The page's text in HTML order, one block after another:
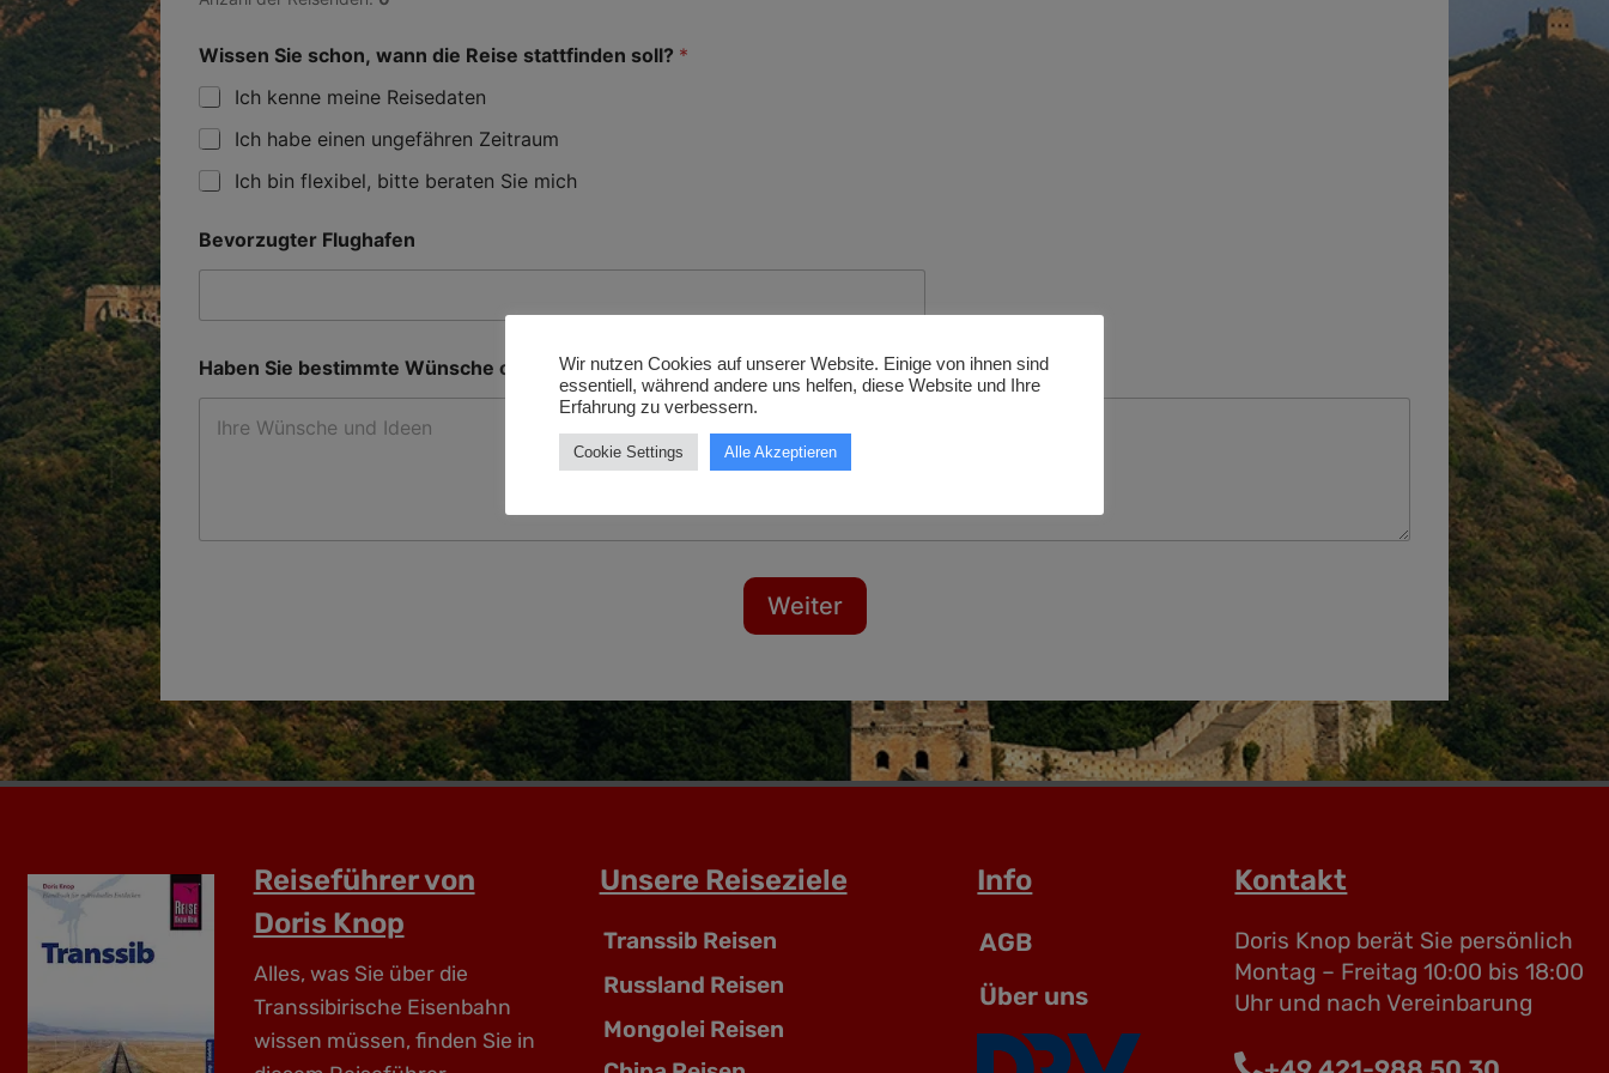
Wissen Sie schon, wann die Reise stattfinden soll? *
Ich kenne meine Reisedaten
Ich habe einen ungefähren Zeitraum
Ich bin flexibel, bitte beraten Sie mich
Bevorzugter Flughafen
Haben Sie bestimmte Wünsche oder Ideen, die wir beachten sollten?
Weiter
Reiseführer von
Doris Knop
Alles, was Sie über die
Transsibirische Eisenbahn
wissen müssen, finden Sie in
Unsere Reiseziele
Transsib Reisen
Russland Reisen
Mongolei Reisen
Info
AGB
Über uns
Kontakt
Doris Knop berät Sie persönlich
Montag – Freitag 10:00 bis 18:00
Uhr und nach Vereinbarung
Wir nutzen Cookies auf unserer Website. Einige von ihnen sind
essentiell, während andere uns helfen, diese Website und Ihre
Erfahrung zu verbessern.
Cookie Settings Alle Akzeptieren